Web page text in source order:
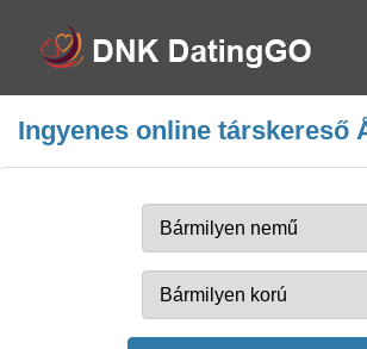
Ingyenes online társkereső